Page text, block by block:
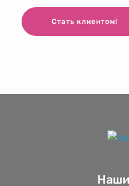
Стать клиентом!